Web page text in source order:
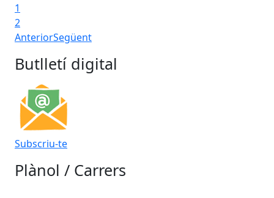
1
2
AnteriorSegüent
Butlletí digital
Subscriu-te
Plànol / Carrers